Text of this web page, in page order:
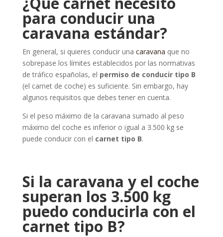
para conducir una
caravana estándar?
En general, si quieres conducir una caravana que no
sobrepase los límites establecidos por las normativas
de tráfico españolas, el permiso de conducir tipo B
(el carnet de coche) es suficiente. Sin embargo, hay
algunos requisitos que debes tener en cuenta.
Si el peso máximo de la caravana sumado al peso
máximo del coche es inferior o igual a 3.500 kg se
puede conducir con el carnet tipo B.
Si la caravana y el coche
superan los 3.500 kg
puedo conducirla con el
carnet tipo B?